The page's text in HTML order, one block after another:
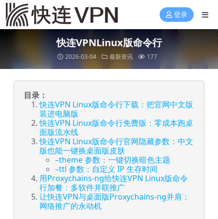
登录
快连VPNLinux版命令行
2026-03-04 最新资讯 177
目录：
快连VPN Linux版命令行下载：把官网中文版
装进电脑版
快连VPN Linux版命令行免费版：零成本跑桌
面版流水线
快连VPN Linux版命令行官网隐藏参数：中文
版也能一键换桌面版皮肤
–theme 参数：一键切换暗色主题
–ttl 参数：自定义 IP 生存时间
用Proxychains-ng给快连VPN Linux版命令
行加餐：多软件并联推广
让快连VPN与桌面版Proxychains-ng并肩：
网络推广的永动机